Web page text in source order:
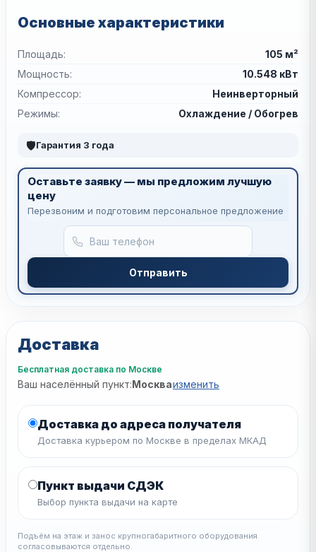
Основные характеристики
Площадь:
105 м²
Мощность:
10.548 кВт
Компрессор:
Неинверторный
Режимы:
Охлаждение / Обогрев
🛡Гарантия 3 года
Оставьте заявку — мы предложим лучшую
цену
Перезвоним и подготовим персональное предложение
Отправить
Доставка
Бесплатная доставка по Москве
Ваш населённый пункт:Москваизменить
Доставка до адреса получателя
Доставка курьером по Москве в пределах МКАД
Пункт выдачи СДЭК
Выбор пункта выдачи на карте
Подъём на этаж и занос крупногабаритного оборудования
согласовываются отдельно.